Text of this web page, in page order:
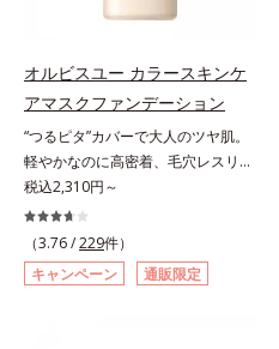
オルビスユー カラースキンケ
アマスクファンデーション
“つるピタ”カバーで大人のツヤ肌。
軽やかなのに高密着、毛穴レスリキ
ッドファンデ。みずみずしく、とけ
込むように密着カバー毛穴レスでな
めらかな質感美へ導く、リキッドフ
ァンデーション「カバーはしたいけ
ど厚塗り感はイヤ」「素肌がもとも
税込2,310円～
（3.76 /229件）
キャンペーン
通販限定